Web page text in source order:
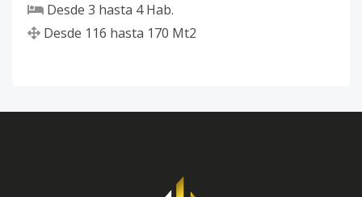
Desde 3 hasta 4Hab.
Desde 116 hasta 170 Mt2